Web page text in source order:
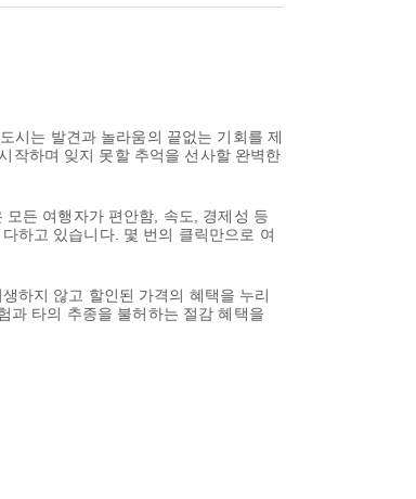
시는 발견과 놀라움의 끝없는 기회를 제
작하며 잊지 못할 추억을 선사할 완벽한
든 여행자가 편안함, 속도, 경제성 등
하고 있습니다. 몇 번의 클릭만으로 여
하지 않고 할인된 가격의 혜택을 누리
과 타의 추종을 불허하는 절감 혜택을